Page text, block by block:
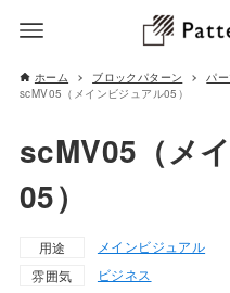
ホーム ブロックパターン パ
scMV05（メインビジュアル05）
scMV05（メ
05）
用途
メインビジュアル
雰囲気
ビジネス